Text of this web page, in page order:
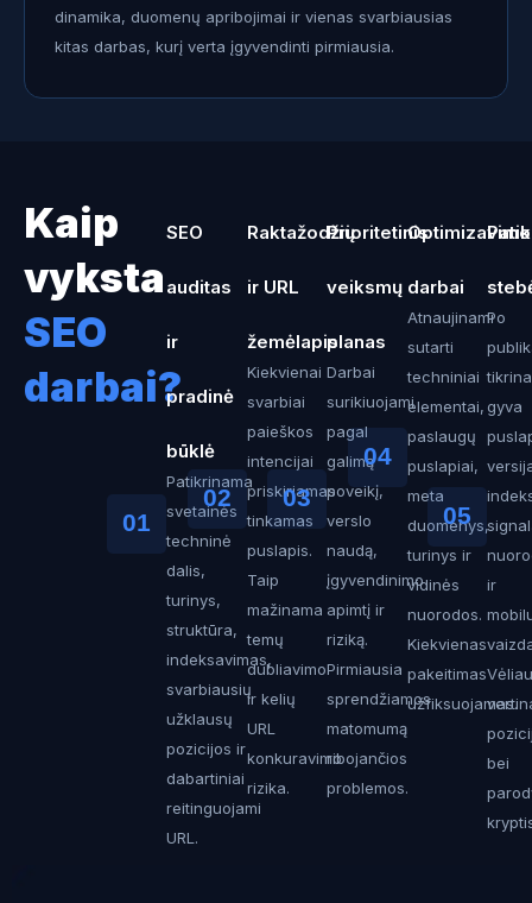
dinamika, duomenų apribojimai ir vienas svarbiausias
kitas darbas, kurį verta įgyvendinti pirmiausia.
Kaip
vyksta
SEO
darbai?
01
SEO
auditas
ir
pradinė
būklė
Patikrinama
svetainės
techninė
dalis,
turinys,
struktūra,
indeksavimas,
svarbiausių
užklausų
pozicijos ir
dabartiniai
reitinguojami
URL.
02
Raktažodžių
ir URL
žemėlapis
Kiekvienai
svarbiai
paieškos
intencijai
priskiriamas
tinkamas
puslapis.
Taip
mažinama
temų
dubliavimo
ir kelių
URL
konkuravimo
rizika.
03
Prioritetinis
veiksmų
planas
Darbai
surikiuojami
pagal
galimą
poveikį,
verslo
naudą,
įgyvendinimo
apimtį ir
riziką.
Pirmiausia
sprendžiamos
matomumą
ribojančios
problemos.
04
Optimizavimo
darbai
Atnaujinami
sutarti
techniniai
elementai,
paslaugų
puslapiai,
meta
duomenys,
turinys ir
vidinės
nuorodos.
Kiekvienas
pakeitimas
užfiksuojamas.
05
Po
gyva
ir
bei